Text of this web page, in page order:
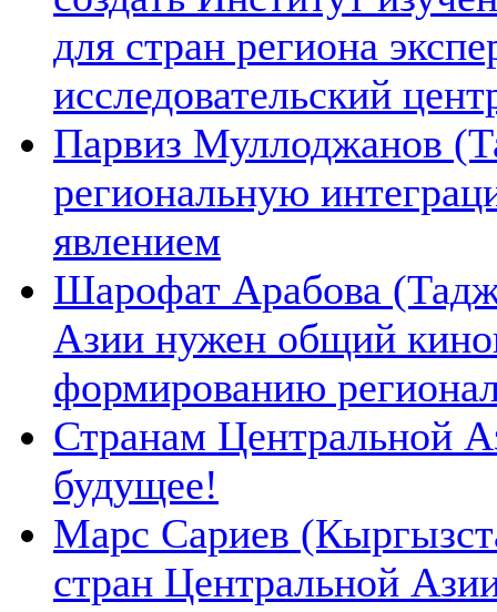
для стран региона
исследовательский
Парвиз Муллоджанов
региональную
явлением
Шарофат Арабова
Азии нужен общий
формированию
Странам Центральной
будущее!
Марс Сариев
стран Центральной